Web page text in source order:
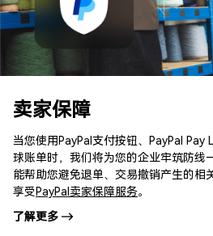
卖家保障
当您使用PayPal支付按钮、PayPal
球账单时，我们将为您的企业牢筑防
能帮助您避免退单、交易撤销产生的相
享受PayPal卖家保障服务。
了解更多